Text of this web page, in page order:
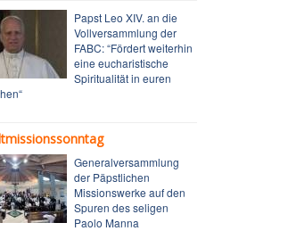
Papst Leo XIV. an die
Vollversammlung der
FABC: “Fördert weiterhin
eine eucharistische
Spiritualität in euren
Generalversammlung
der Päpstlichen
Missionswerke auf den
Spuren des seligen
Paolo Manna